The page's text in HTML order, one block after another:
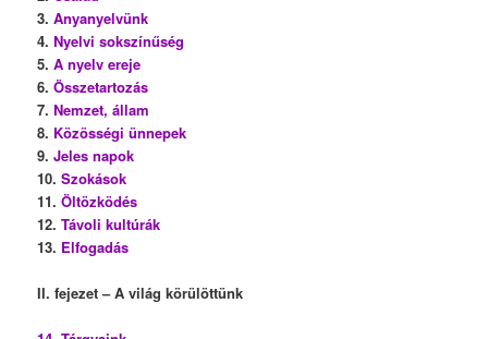
3.Anyanyelvünk
4.Nyelvi sokszínűség
5.A nyelv ereje
6.Összetartozás
7.Nemzet, állam
8. Közösségi ünnepek
9.Jeles napok
10.Szokások
11.Öltözködés
12.Távoli kultúrák
13. Elfogadás
II. fejezet – A világ körülöttünk